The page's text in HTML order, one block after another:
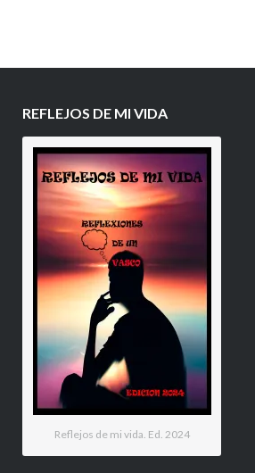
REFLEJOS DE MI VIDA
Reflejos de mi vida. Ed. 2024